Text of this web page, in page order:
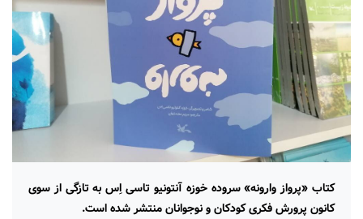
کتاب «پرواز وارونه» سروده خوزه آنتونیو تاسی اِس به تازگی از سوی
کانون پرورش فکری کودکان و نوجوانان منتشر شده است.